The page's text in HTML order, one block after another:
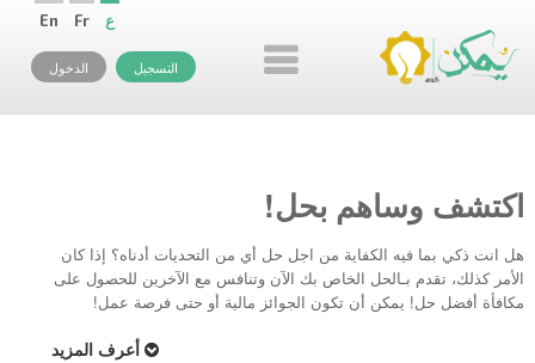
En Fr ع
التسجيل الدخول
اكتشف وساهم بحل!
هل انت ذكي بما فيه الكفاية من اجل حل أي من التحديات أدناه؟ إذا كان
الأمر كذلك، تقدم بـالحل الخاص بك الآن وتنافس مع الآخرين للحصول على
مكافأة أفضل حل! يمكن أن تكون الجوائز مالية أو حتى فرصة عمل!
أعرف المزيد